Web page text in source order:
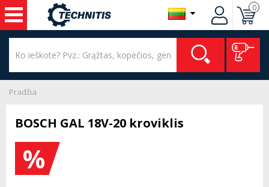
0
Pradžia
BOSCH GAL 18V-20 kroviklis
%